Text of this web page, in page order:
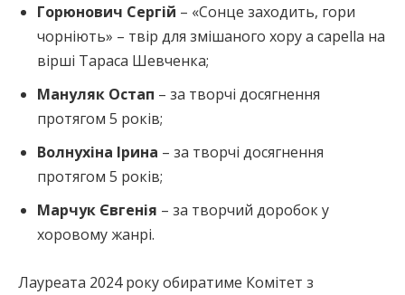
Горюнович Сергій – «Сонце заходить, гори
чорніють» – твір для змішаного хору a capella на
вірші Тараса Шевченка;
Мануляк Остап – за творчі досягнення
протягом 5 років;
Волнухіна Ірина – за творчі досягнення
протягом 5 років;
Марчук Євгенія – за творчий доробок у
хоровому жанрі.
Лауреата 2024 року обиратиме Комітет з